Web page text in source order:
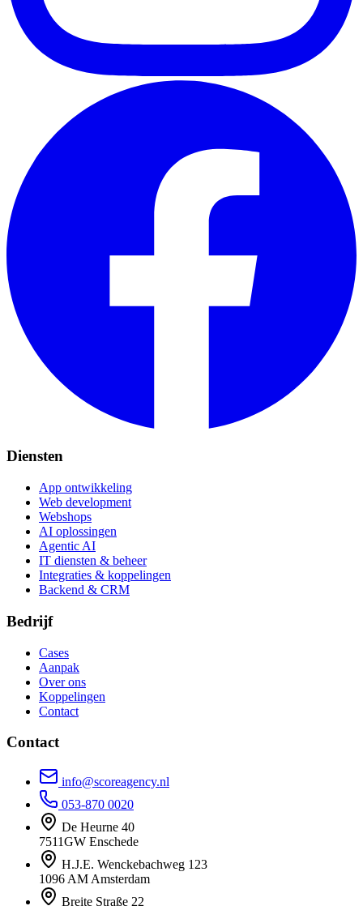
Diensten
App ontwikkeling
Web development
Webshops
AI oplossingen
Agentic AI
IT diensten & beheer
Integraties & koppelingen
Backend & CRM
Bedrijf
Cases
Aanpak
Over ons
Koppelingen
Contact
Contact
info@scoreagency.nl
053-870 0020
De Heurne 40
7511GW Enschede
H.J.E. Wenckebachweg 123
1096 AM Amsterdam
Breite Straße 22